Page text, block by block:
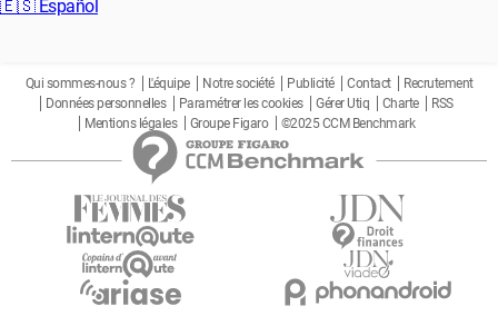
🇪🇸 Español
Qui sommes-nous ? L'équipe Notre société Publicité Contact
Recrutement
Données personnelles
Paramétrer les cookies Gérer Utiq Charte
RSS
Mentions légales
Groupe Figaro ©2025 CCM Benchmark